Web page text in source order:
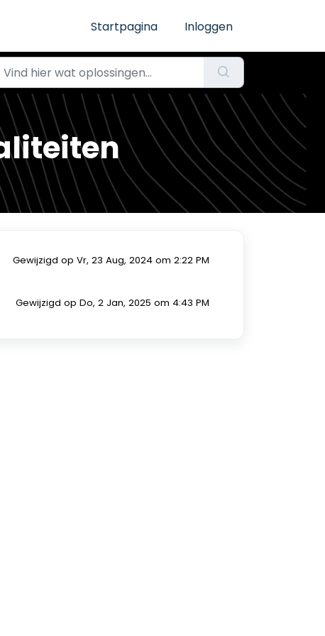
Startpagina Inloggen
Gewijzigd op Vr, 23 Aug, 2024 om 2:22 PM
Gewijzigd op Do, 2 Jan, 2025 om 4:43 PM